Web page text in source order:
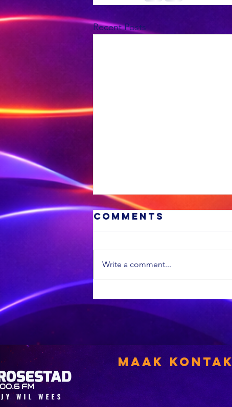
Recent Posts
'n VS
munisipaliteit
is die swakste
Comments
Write a comment...
Maak Kontak